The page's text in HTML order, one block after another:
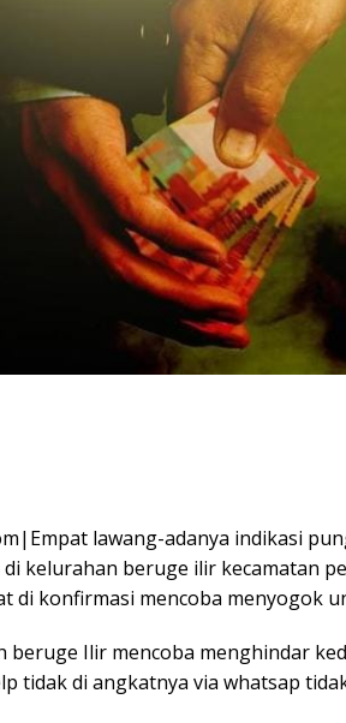
lawang-adanya indikasi
kelurahan beruge ilir kecamatan
di konfirmasi mencoba menyogok
beruge Ilir mencoba menghindar
tidak di angkatnya via whatsap